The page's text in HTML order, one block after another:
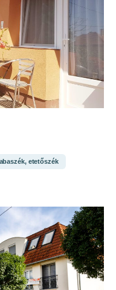
etetőszék